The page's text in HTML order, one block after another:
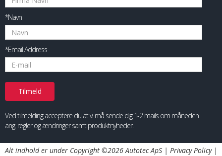
*Navn
*Email Address
Ved tilmelding acceptere du at vi må sende dig 1-2 mails om måneden
ang. regler og ændringer samt produktnyheder.
Alt indhold er under Copyright ©2026 Autotec ApS | Privacy Policy|